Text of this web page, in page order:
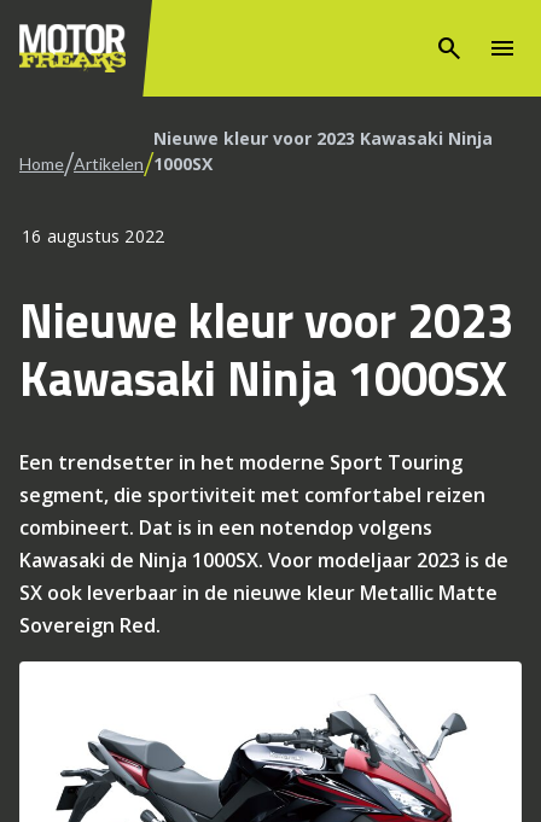
search menu
Home/Artikelen/Nieuwe kleur voor 2023 Kawasaki Ninja
1000SX
16 augustus 2022
Nieuwe kleur voor 2023
Kawasaki Ninja 1000SX
Een trendsetter in het moderne Sport Touring
segment, die sportiviteit met comfortabel reizen
combineert. Dat is in een notendop volgens
Kawasaki de Ninja 1000SX. Voor modeljaar 2023 is de
SX ook leverbaar in de nieuwe kleur Metallic Matte
Sovereign Red.